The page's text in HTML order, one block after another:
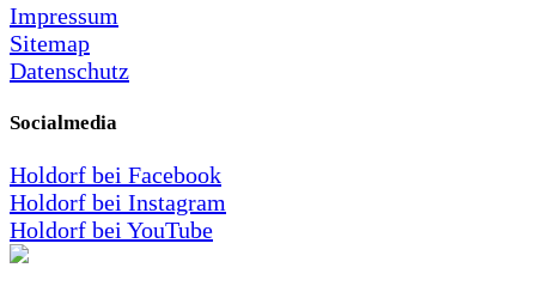
Impressum
Sitemap
Datenschutz
Socialmedia
Holdorf bei Facebook
Holdorf bei Instagram
Holdorf bei YouTube